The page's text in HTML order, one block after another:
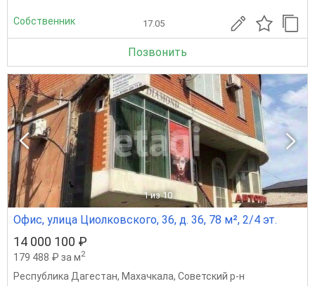
Собственник 17.05
Позвонить
1 из 10
Офис, улица Циолковского, 36, д. 36, 78 м², 2/4 эт.
14 000 100 ₽
179 488 ₽ за м2
Республика Дагестан, Махачкала, Советский р-н